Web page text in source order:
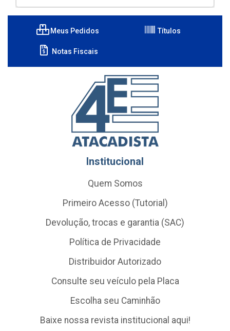
Meus Pedidos Títulos
Notas Fiscais
Institucional
Quem Somos
Primeiro Acesso (Tutorial)
Devolução, trocas e garantia (SAC)
Política de Privacidade
Distribuidor Autorizado
Consulte seu veículo pela Placa
Escolha seu Caminhão
Baixe nossa revista institucional aqui!